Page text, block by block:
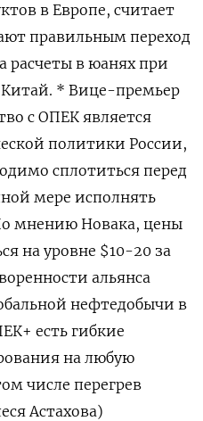
в Европе, считает
правильным переход
расчеты в юанях при
* Вице-премьер
с ОПЕК является
политики России,
сплотиться перед
мере исполнять
мнению Новака, цены
на уровне $10-20 за
альянса
нефтедобычи в
есть гибкие
на любую
числе перегрев
Астахова)